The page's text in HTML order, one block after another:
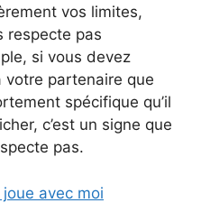
vos limites,
respecte pas
si vous devez
votre partenaire que
spécifique qu’il
c’est un signe que
pas.
joue avec moi